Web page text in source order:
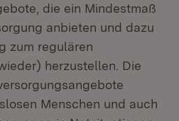
die ein Mindestmaß
anbieten und dazu
zum regulären
herzustellen. Die
Menschen und auch